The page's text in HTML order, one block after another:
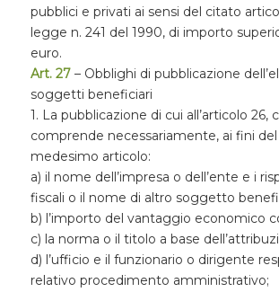
pubblici e privati ai sensi del citato
legge n. 241 del 1990, di importo
euro.
Art. 27– Obblighi di pubblicazione
soggetti beneficiari
1. La pubblicazione di cui all’articolo 26,
comprende necessariamente, ai fini
medesimo articolo:
a) il nome dell’impresa o dell’ente e i
fiscali o il nome di altro soggetto
b) l’importo del vantaggio economico
c) la norma o il titolo a base
d) l’ufficio e il funzionario o dirigente
relativo procedimento amministrativo;